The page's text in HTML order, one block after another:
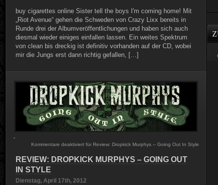
buy cigarettes online Sister tell the boys I'm coming home! Mit
„Riot Avenue“ gehen die Schweden von Crazy Lixx bereits in
Runde drei der Albumveröffentlichungen und haben sich auch
diesmal wieder einiges einfallen lassen. Ein weites Spektrum
von clean bis dreckig ist definitiv vorhanden auf der CD, wobei
mir die Jungs erst dann richtig gefallen, […]
Kommentare deaktiviert für Review: Dropkick Murphys – Going Out In Style
REVIEW: DROPKICK MURPHYS – GOING OUT
IN STYLE
Dienstag, April 17th, 2012